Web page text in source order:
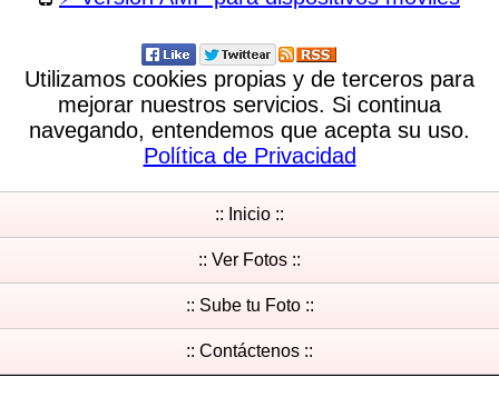
Utilizamos cookies propias y de terceros para
mejorar nuestros servicios. Si continua
navegando, entendemos que acepta su uso.
Política de Privacidad
:: Inicio ::
:: Ver Fotos ::
:: Sube tu Foto ::
:: Contáctenos ::